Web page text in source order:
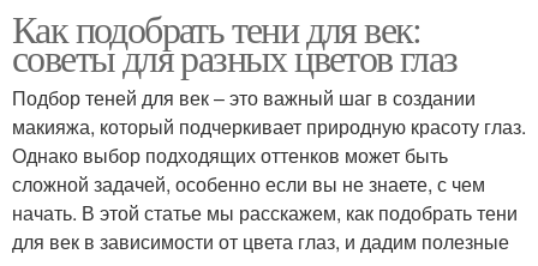
Как подобрать тени для век:
советы для разных цветов глаз
Подбор теней для век – это важный шаг в создании
макияжа, который подчеркивает природную красоту глаз.
Однако выбор подходящих оттенков может быть
сложной задачей, особенно если вы не знаете, с чем
начать. В этой статье мы расскажем, как подобрать тени
для век в зависимости от цвета глаз, и дадим полезные